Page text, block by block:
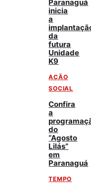
Paranaguá
inicia
a
da
futura
Unidade
K9
AÇÃO
SOCIAL
Confira
a
do
“Agosto
Lilás”
em
Paranaguá
TEMPO